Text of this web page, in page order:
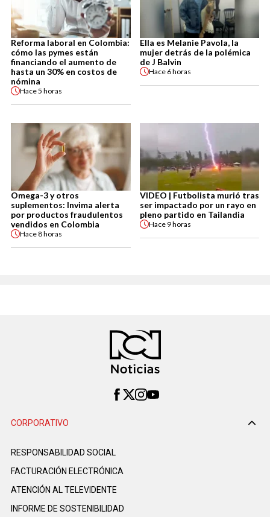
Reforma laboral en Colombia:
cómo las pymes están
financiando el aumento de
hasta un 30% en costos de
nómina
Hace5 horas
Ella es Melanie Pavola, la
mujer detrás de la polémica
de J Balvin
Hace 6 horas
Omega-3 y otros
suplementos: Invima alerta
por productos fraudulentos
vendidos en Colombia
Hace8 horas
VIDEO | Futbolista murió tras
ser impactado por un rayo en
pleno partido en Tailandia
Hace 9 horas
CORPORATIVO
RESPONSABILIDAD SOCIAL
FACTURACIÓN ELECTRÓNICA
ATENCIÓN AL TELEVIDENTE
INFORME DE SOSTENIBILIDAD